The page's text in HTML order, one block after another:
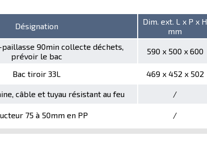
Désignation
Dim. ext. L x P x H
mm
90min collecte déchets,
prévoir le bac
590 x 500 x 600
Bac tiroir 33L 469 x 452 x 502
câble et tuyau résistant au feu /
75 à 50mm en PP /